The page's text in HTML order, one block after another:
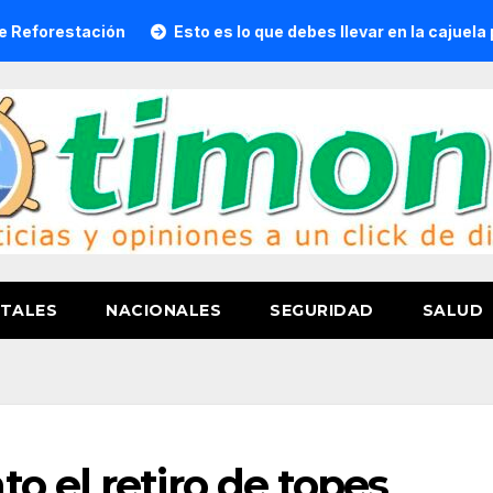
Esto es lo que debes llevar en la cajuela para
NACIONALES SEGURIDAD SALUD